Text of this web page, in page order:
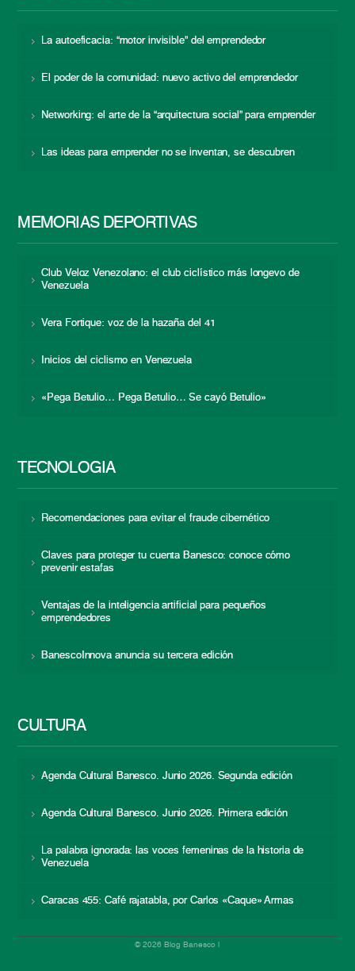
La autoeficacia: “motor invisible” del emprendedor
El poder de la comunidad: nuevo activo del emprendedor
Networking: el arte de la “arquitectura social” para emprender
Las ideas para emprender no se inventan, se descubren
MEMORIAS DEPORTIVAS
Club Veloz Venezolano: el club ciclístico más longevo de
Venezuela
Vera Fortique: voz de la hazaña del 41
Inicios del ciclismo en Venezuela
«Pega Betulio… Pega Betulio… Se cayó Betulio»
TECNOLOGÍA
Recomendaciones para evitar el fraude cibernético
Claves para proteger tu cuenta Banesco: conoce cómo
prevenir estafas
Ventajas de la inteligencia artificial para pequeños
emprendedores
BanescoInnova anuncia su tercera edición
CULTURA
Agenda Cultural Banesco. Junio 2026. Segunda edición
Agenda Cultural Banesco. Junio 2026. Primera edición
La palabra ignorada: las voces femeninas de la historia de
Venezuela
Caracas 455: Café rajatabla, por Carlos «Caque» Armas
© 2026 Blog Banesco |